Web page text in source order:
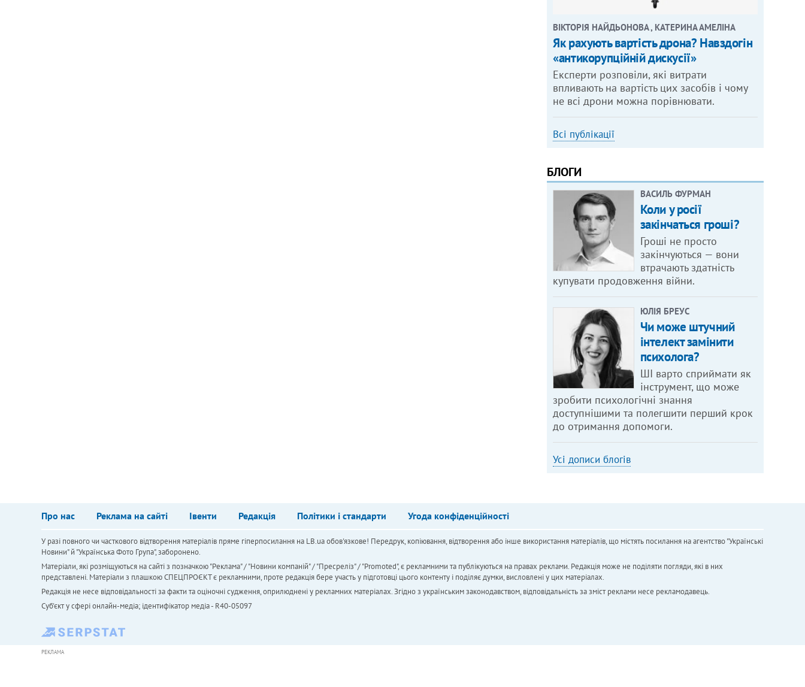
ВІКТОРІЯ НАЙДЬОНОВА , КАТЕРИНА АМЕЛІНА
Як рахують вартість дрона? Навздогін
«антикорупційній дискусії»
Експерти розповіли, які витрати
впливають на вартість цих засобів і чому
не всі дрони можна порівнювати.
Всі публікації
БЛОГИ
ВАСИЛЬ ФУРМАН
Коли у росії
закінчаться гроші?
Гроші не просто
закінчуються — вони
втрачають здатність
купувати продовження війни.
ЮЛІЯ БРЕУС
Чи може штучний
інтелект замінити
психолога?
ШІ варто сприймати як
інструмент, що може
зробити психологічні знання
доступнішими та полегшити перший крок
до отримання допомоги.
Усі дописи блогів
Про нас Реклама на сайті Івенти Редакція Політики і стандарти Угода конфіденційності
У разі повного чи часткового відтворення матеріалів пряме гіперпосилання на LB.ua обов'язкове! Передрук, копіювання, відтворення або інше використання матеріалів, що містять посилання на агентство "Українськi
Новини" й "Українська Фото Група", заборонено.
Матеріали, які розміщуються на сайті з позначкою "Реклама" / "Новини компаній" / "Пресреліз" / "Promoted", є рекламними та публікуються на правах реклами. Редакція може не поділяти погляди, які в них
представлені. Матеріали з плашкою СПЕЦПРОЄКТ є рекламними, проте редакція бере участь у підготовці цього контенту і поділяє думки, висловлені у цих матеріалах.
Редакція не несе відповідальності за факти та оціночні судження, оприлюднені у рекламних матеріалах. Згідно з українським законодавством, відповідальність за зміст реклами несе рекламодавець.
Cуб'єкт у сфері онлайн-медіа; ідентифікатор медіа - R40-05097
РЕКЛАМА